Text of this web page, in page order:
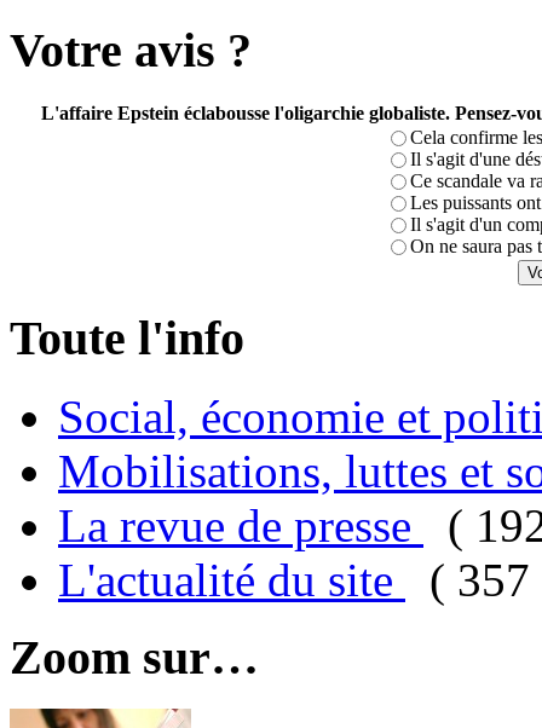
Votre avis ?
L'affaire Epstein éclabousse l'oligarchie globaliste. Pensez-
Cela confirme
Il s'agit d'une
Ce scandale va
Les puissants
Il s'agit d'un
On ne saura pas
Toute l'info
Social, économie et
Mobilisations, luttes et
La revue de presse
(
L'actualité du site
( 357
Zoom sur…